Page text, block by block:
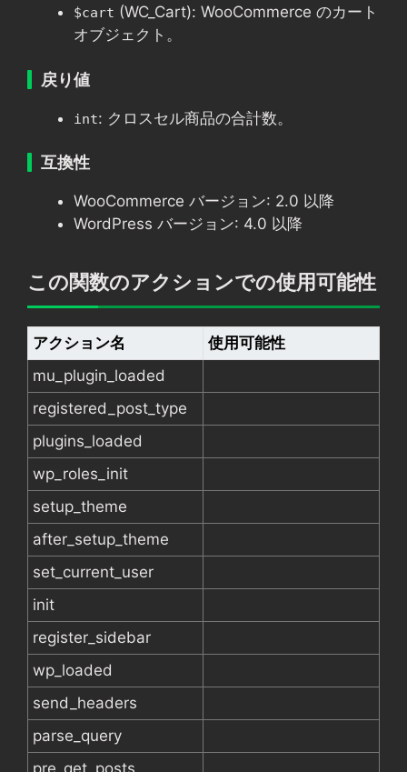
$cart (WC_Cart): WooCommerce のカート
オブジェクト。
戻り値
int: クロスセル商品の合計数。
互換性
WooCommerce バージョン: 2.0 以降
WordPress バージョン: 4.0 以降
この関数のアクションでの使用可能性
アクション名
使用可能性
mu_plugin_loaded
registered_post_type
plugins_loaded
wp_roles_init
setup_theme
after_setup_theme
set_current_user
init
register_sidebar
wp_loaded
send_headers
parse_query